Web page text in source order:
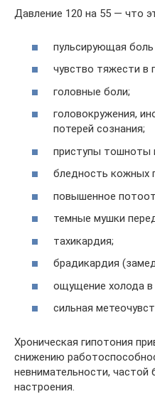
Давление 120 на 55 — что
пульсирующая
чувство тяжести в
головные боли;
головокружения,
потерей сознания;
приступы тошноты
бледность кожных
повышенное
темные мушки
тахикардия;
брадикардия
ощущение холода в
сильная
Хроническая гипотония
снижению
невнимательности, частой
настроения.